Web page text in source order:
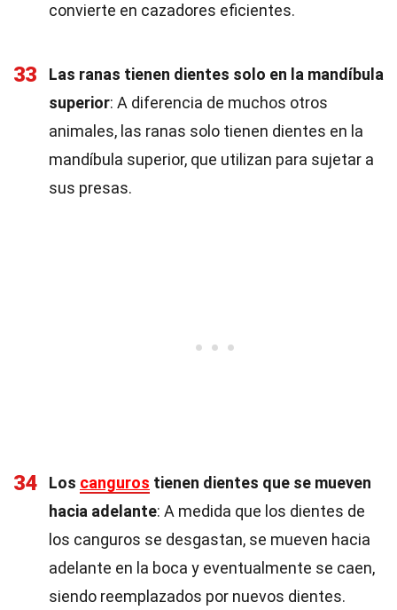
convierte en cazadores eficientes.
33
Las ranas tienen dientes solo en la mandíbula
superior: A diferencia de muchos otros
animales, las ranas solo tienen dientes en la
mandíbula superior, que utilizan para sujetar a
sus presas.
34 Los canguros tienen dientes que se mueven
hacia adelante: A medida que los dientes de
los canguros se desgastan, se mueven hacia
adelante en la boca y eventualmente se caen,
siendo reemplazados por nuevos dientes.